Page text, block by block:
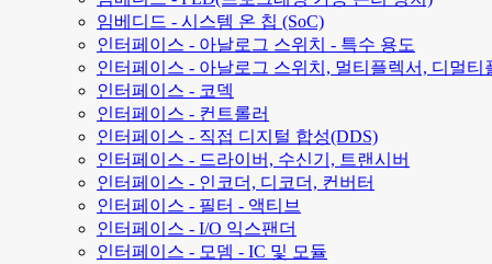
임베디드 - 시스템 온 칩 (SoC)
인터페이스 - 아날로그 스위치 - 특수 용도
인터페이스 - 아날로그 스위치, 멀티플렉서, 디멀티
인터페이스 - 코덱
인터페이스 - 컨트롤러
인터페이스 - 직접 디지털 합성(DDS)
인터페이스 - 드라이버, 수신기, 트랜시버
인터페이스 - 인코더, 디코더, 컨버터
인터페이스 - 필터 - 액티브
인터페이스 - I/O 익스팬더
인터페이스 - 모뎀 - IC 및 모듈